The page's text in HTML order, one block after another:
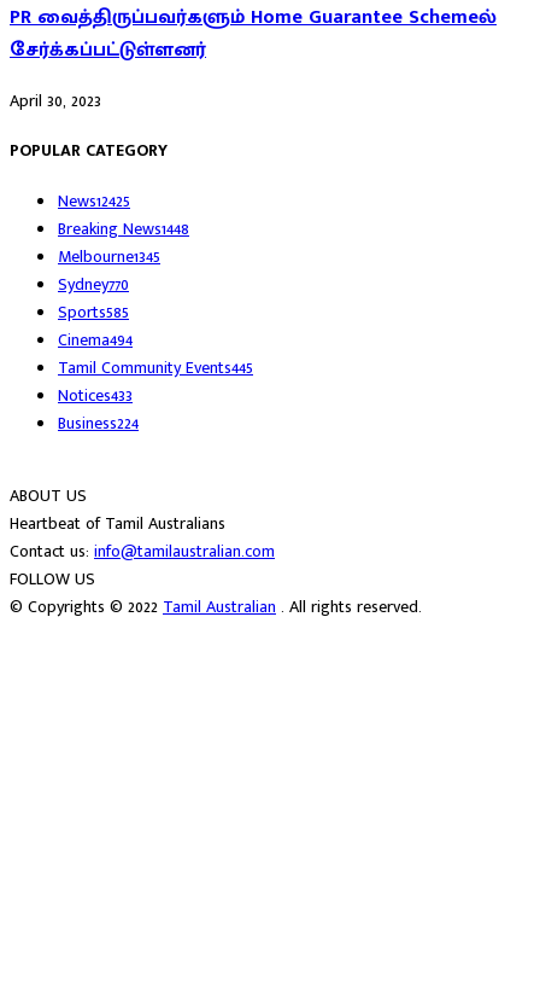
PR வைத்திருப்பவர்களும் Home Guarantee Schemeல்
சேர்க்கப்பட்டுள்ளனர்
April 30, 2023
POPULAR CATEGORY
News12425
Breaking News1448
Melbourne1345
Sydney770
Sports585
Cinema494
Tamil Community Events445
Notices433
Business224
ABOUT US
Heartbeat of Tamil Australians
Contact us: info@tamilaustralian.com
FOLLOW US
© Copyrights © 2022Tamil Australian. All rights reserved.